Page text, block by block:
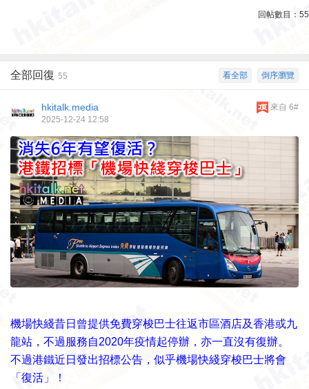
回帖數目： 55
倒序瀏覽
看全部
全部回復 55
來自 6#
hkitalk.media
2025-12-24 12:58
機場快綫昔日曾提供免費穿梭巴士往返市區酒店及香港或九
龍站，不過服務自2020年疫情起停辦，亦一直沒有復辦。
不過港鐵近日發出招標公告，似乎機場快綫穿梭巴士將會
「復活」！